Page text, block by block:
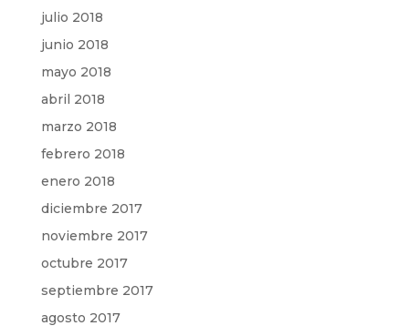
julio 2018
junio 2018
mayo 2018
abril 2018
marzo 2018
febrero 2018
enero 2018
diciembre 2017
noviembre 2017
octubre 2017
septiembre 2017
agosto 2017